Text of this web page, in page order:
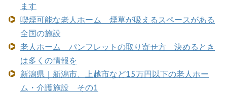
ます
喫煙可能な老人ホーム 煙草が吸えるスペースがある
全国の施設
老人ホーム パンフレットの取り寄せ方 決めるとき
は多くの情報を
新潟県｜新潟市、上越市など15万円以下の老人ホー
ム・介護施設 その1